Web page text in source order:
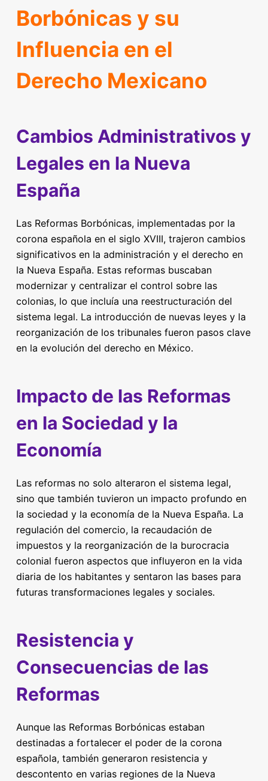
Borbónicas y su
Influencia en el
Derecho Mexicano
Cambios Administrativos y
Legales en la Nueva
España
Las Reformas Borbónicas, implementadas por la
corona española en el siglo XVIII, trajeron cambios
significativos en la administración y el derecho en
la Nueva España. Estas reformas buscaban
modernizar y centralizar el control sobre las
colonias, lo que incluía una reestructuración del
sistema legal. La introducción de nuevas leyes y la
reorganización de los tribunales fueron pasos clave
en la evolución del derecho en México.
Impacto de las Reformas
en la Sociedad y la
Economía
Las reformas no solo alteraron el sistema legal,
sino que también tuvieron un impacto profundo en
la sociedad y la economía de la Nueva España. La
regulación del comercio, la recaudación de
impuestos y la reorganización de la burocracia
colonial fueron aspectos que influyeron en la vida
diaria de los habitantes y sentaron las bases para
futuras transformaciones legales y sociales.
Resistencia y
Consecuencias de las
Reformas
Aunque las Reformas Borbónicas estaban
destinadas a fortalecer el poder de la corona
española, también generaron resistencia y
descontento en varias regiones de la Nueva